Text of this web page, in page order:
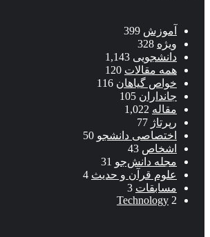
آموزش 399
ویژه 328
دانشجویی 1,143
همه مقالات 120
خواص گیاهان 116
جانداران 105
مقاله 1,022
رپرتاژ 77
اختصاصی دانشجو 50
اشخاص 43
مجله دانش‌جو 31
علوم قرآن و حدیث 4
مسابقات 3
Technology 2